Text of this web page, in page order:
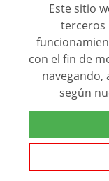
La presente
Formativo
certificando el
Competencia en él
Este sitio
terceros
con el fin de
navegando,
según